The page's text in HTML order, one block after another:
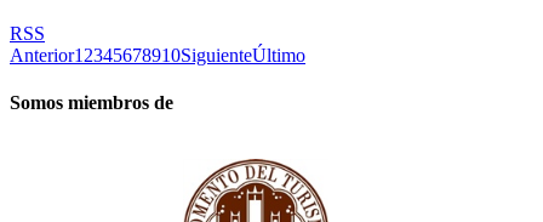
RSS
Anterior1 2345678910SiguienteÚltimo
Somos miembros de